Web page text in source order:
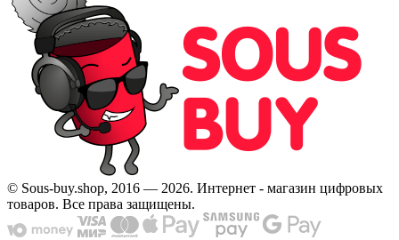
© Sous-buy.shop, 2016 — 2026. Интернет - магазин цифровых
товаров. Все права защищены.